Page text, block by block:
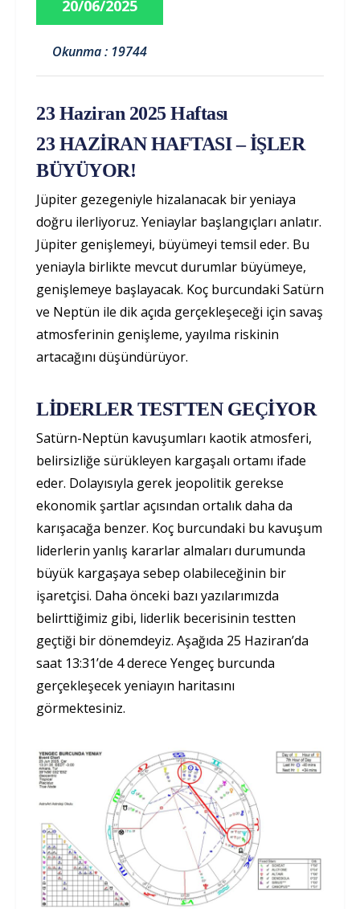
20/06/2025
Okunma : 19744
23 Haziran 2025 Haftası
23 HAZİRAN HAFTASI – İŞLER
BÜYÜYOR!
Jüpiter gezegeniyle hizalanacak bir yeniaya
doğru ilerliyoruz. Yeniaylar başlangıçları anlatır.
Jüpiter genişlemeyi, büyümeyi temsil eder. Bu
yeniayla birlikte mevcut durumlar büyümeye,
genişlemeye başlayacak. Koç burcundaki Satürn
ve Neptün ile dik açıda gerçekleşeceği için savaş
atmosferinin genişleme, yayılma riskinin
artacağını düşündürüyor.
LİDERLER TESTTEN GEÇİYOR
Satürn-Neptün kavuşumları kaotik atmosferi,
belirsizliğe sürükleyen kargaşalı ortamı ifade
eder. Dolayısıyla gerek jeopolitik gerekse
ekonomik şartlar açısından ortalık daha da
karışacağa benzer. Koç burcundaki bu kavuşum
liderlerin yanlış kararlar almaları durumunda
büyük kargaşaya sebep olabileceğinin bir
işaretçisi. Daha önceki bazı yazılarımızda
belirttiğimiz gibi, liderlik becerisinin testten
geçtiği bir dönemdeyiz. Aşağıda 25 Haziran’da
saat 13:31’de 4 derece Yengeç burcunda
gerçekleşecek yeniayın haritasını
görmektesiniz.